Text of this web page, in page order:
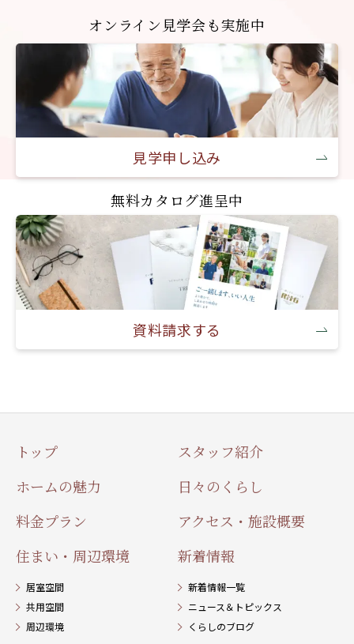
オンライン見学会も実施中
見学申し込み
無料カタログ進呈中
資料請求する
トップ
ホームの魅力
料金プラン
住まい・周辺環境
居室空間
共用空間
周辺環境
スタッフ紹介
日々のくらし
アクセス・施設概要
新着情報
新着情報一覧
ニュース＆トピックス
くらしのブログ